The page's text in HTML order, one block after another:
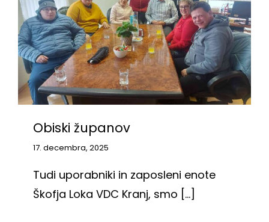
Obiski županov
17. decembra, 2025
Tudi uporabniki in zaposleni enote
Škofja Loka VDC Kranj, smo [...]